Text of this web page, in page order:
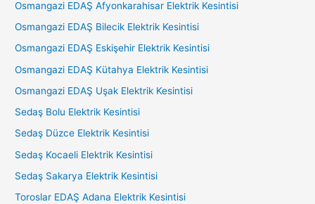
Osmangazi EDAŞ Afyonkarahisar Elektrik Kesintisi
Osmangazi EDAŞ Bilecik Elektrik Kesintisi
Osmangazi EDAŞ Eskişehir Elektrik Kesintisi
Osmangazi EDAŞ Kütahya Elektrik Kesintisi
Osmangazi EDAŞ Uşak Elektrik Kesintisi
Sedaş Bolu Elektrik Kesintisi
Sedaş Düzce Elektrik Kesintisi
Sedaş Kocaeli Elektrik Kesintisi
Sedaş Sakarya Elektrik Kesintisi
Toroslar EDAŞ Adana Elektrik Kesintisi